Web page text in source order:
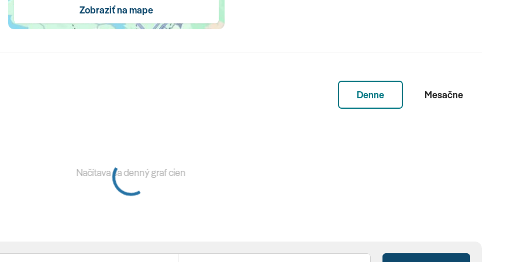
- za poplatok)
(à la carte) - jedlá z morských
Zobraziť na mape
Denne Mesačne
Načítava sa denný graf cien